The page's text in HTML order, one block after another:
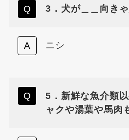
3．犬が＿＿向き
ニシ
5．新鮮な魚介類
ャクや湯葉や馬肉